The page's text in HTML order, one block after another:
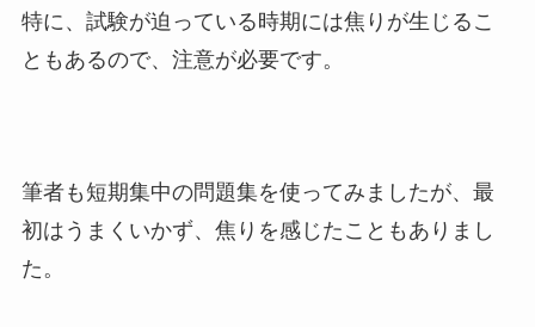
特に、試験が迫っている時期には焦りが生じるこ
ともあるので、注意が必要です。
筆者も短期集中の問題集を使ってみましたが、最
初はうまくいかず、焦りを感じたこともありまし
た。